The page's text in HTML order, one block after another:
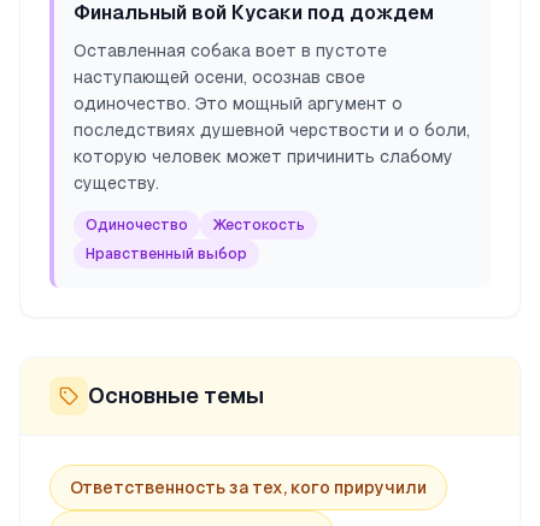
Финальный вой Кусаки под дождем
Оставленная собака воет в пустоте
наступающей осени, осознав свое
одиночество. Это мощный аргумент о
последствиях душевной черствости и о боли,
которую человек может причинить слабому
существу.
Одиночество
Жестокость
Нравственный выбор
Основные темы
Ответственность за тех, кого приручили